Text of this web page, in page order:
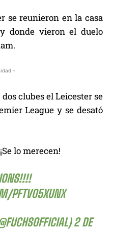
se reunieron en la casa
donde vieron el duelo
-
clubes el Leicester se
League y se desató
lo merecen!
PFTVO5XUNX
2 DE